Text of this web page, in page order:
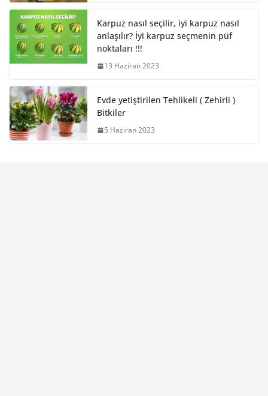
Karpuz nasıl seçilir, iyi karpuz nasıl
anlaşılır? İyi karpuz seçmenin püf
noktaları !!!
13 Haziran 2023
Evde yetiştirilen Tehlikeli ( Zehirli )
Bitkiler
5 Haziran 2023